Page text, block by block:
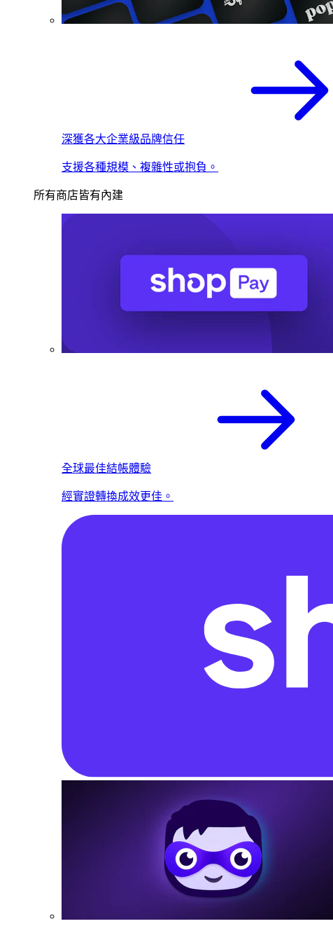
深獲各大企業級品牌信任
支援各種規模、複雜性或抱負。
所有商店皆有內建
全球最佳結帳體驗
經實證轉換成效更佳。